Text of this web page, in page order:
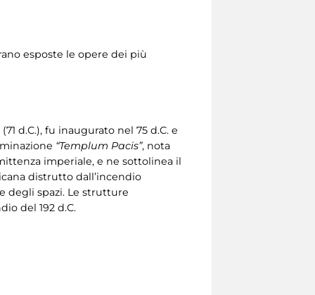
esposte le opere dei più
d.C.), fu inaugurato nel 75 d.C. e
“Templum Pacis”, nota
imperiale, e ne sottolinea il
distrutto dall’incendio
degli spazi. Le strutture
del 192 d.C.